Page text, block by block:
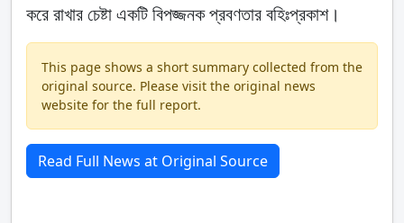
করে রাখার চেষ্টা একটি বিপজ্জনক প্রবণতার বহিঃপ্রকাশ।
This page shows a short summary collected from the
original source. Please visit the original news
website for the full report.
Read Full News at Original Source